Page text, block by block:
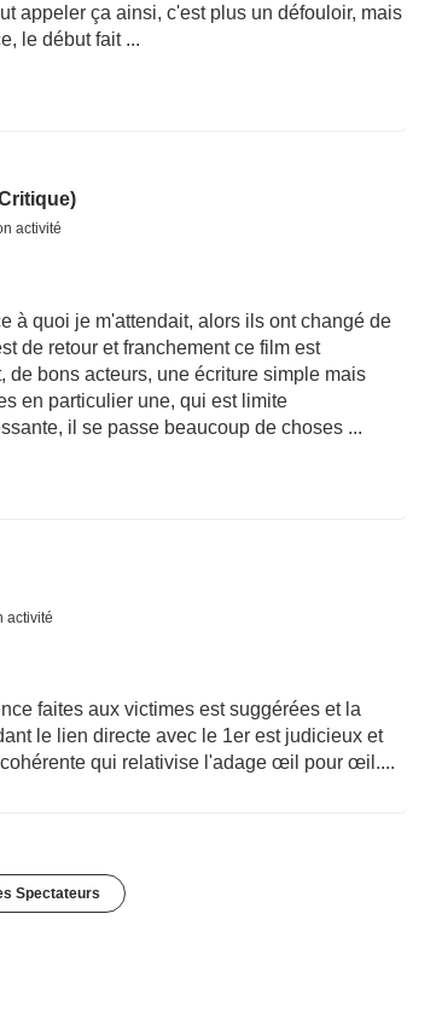
appeler ça ainsi, c'est plus un défouloir, mais
le début fait ...
activité
à quoi je m'attendait, alors ils ont changé de
de retour et franchement ce film est
bons acteurs, une écriture simple mais
en particulier une, qui est limite
il se passe beaucoup de choses ...
activité
faites aux victimes est suggérées et la
le lien directe avec le 1er est judicieux et
qui relativise l'adage œil pour œil....
Spectateurs